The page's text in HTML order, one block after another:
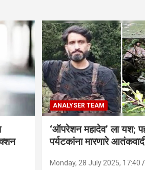
ANALYSER TEAM
‘ऑपरेशन महादेव’ ला यश;
पर्यटकांना मारणारे
Monday, 28 July 2025, 17:40